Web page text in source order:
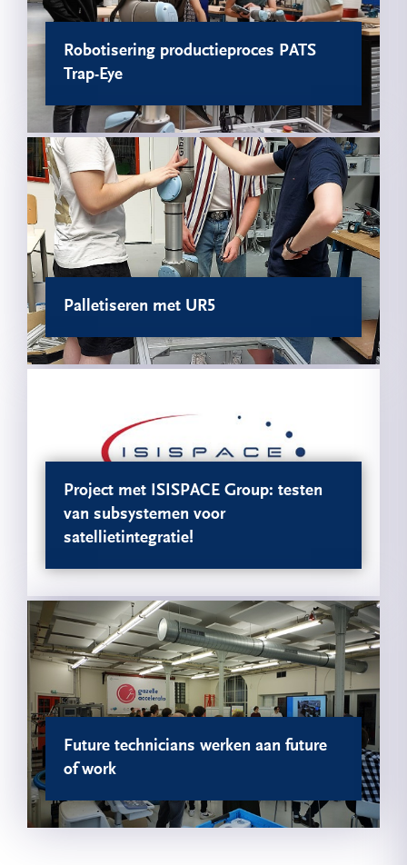
Robotisering productieproces PATS
Trap-Eye
Palletiseren met UR5
Project met ISISPACE Group: testen
van subsystemen voor
satellietintegratie!
Future technicians werken aan future
of work